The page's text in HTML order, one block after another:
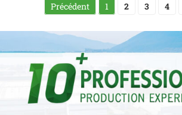
Précédent 1 2 3 4